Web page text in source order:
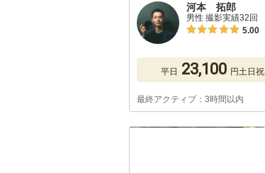
河本 拓郎
男性 撮影実績32回
5.00
平日 23,100 円土日祝
最終アクティブ：3時間以内